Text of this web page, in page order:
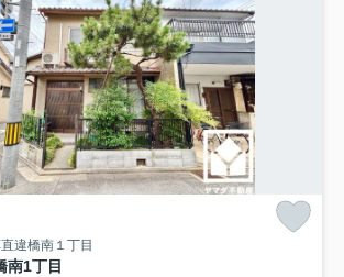
違橋南１丁目
南1丁目